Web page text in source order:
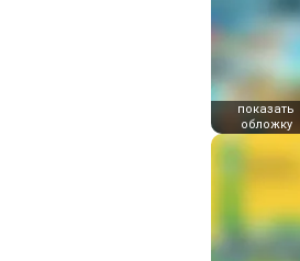
показать
обложку